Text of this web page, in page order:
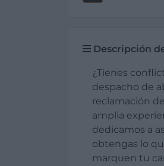
Descripción
¿Tienes
despacho de
reclamación
amplia
dedicamos a
obtengas lo
marquen tu